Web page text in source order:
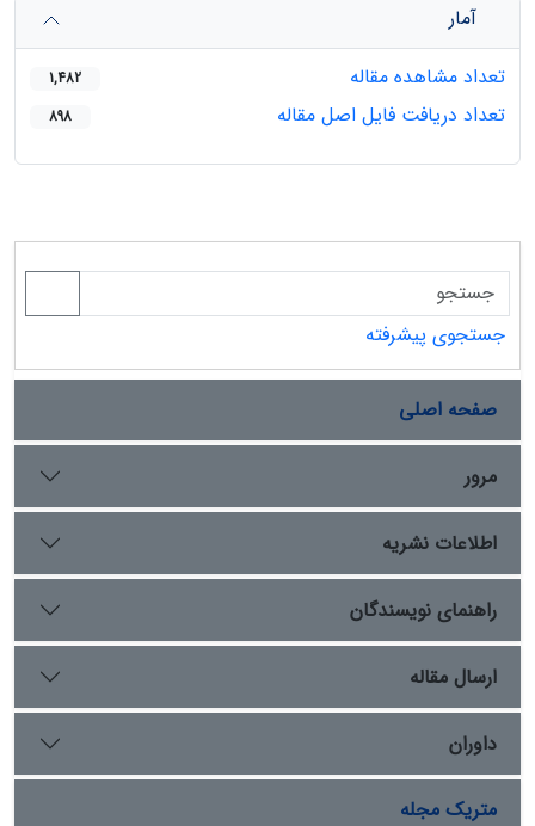
آمار
تعداد مشاهده مقاله
1,482
تعداد دریافت فایل اصل مقاله 898
جستجوی پیشرفته
صفحه اصلی
مرور
اطلاعات نشریه
راهنمای نویسندگان
ارسال مقاله
داوران
متریک مجله